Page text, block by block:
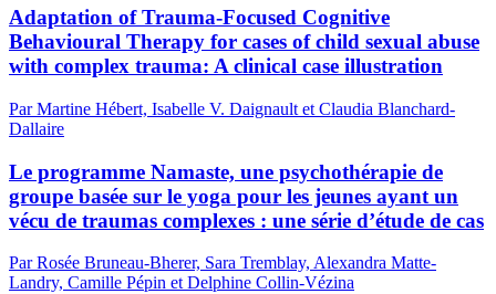
Adaptation of Trauma-Focused Cognitive
Behavioural Therapy for cases of child sexual abuse
with complex trauma: A clinical case illustration
Par Martine Hébert, Isabelle V. Daignault et Claudia Blanchard-
Dallaire
Le programme Namaste, une psychothérapie de
groupe basée sur le yoga pour les jeunes ayant un
vécu de traumas complexes : une série d’étude de cas
Par Rosée Bruneau-Bherer, Sara Tremblay, Alexandra Matte-
Landry, Camille Pépin et Delphine Collin-Vézina